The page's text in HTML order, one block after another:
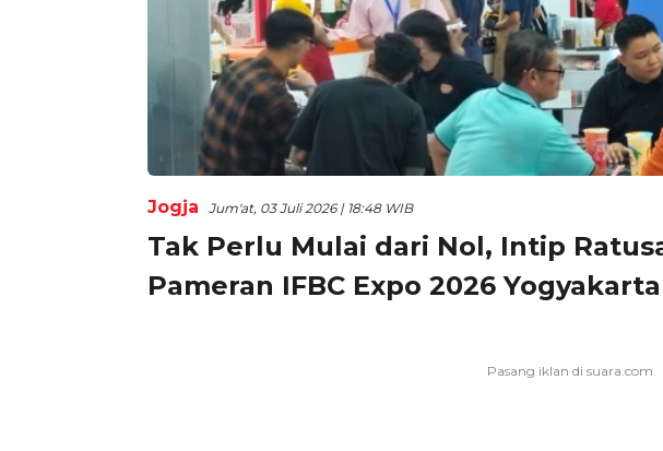
Jogja Jum'at, 03 Juli 2026 | 18:48 WIB
Tak Perlu Mulai dari Nol, Intip
Pameran IFBC Expo 2026 Yogyakarta